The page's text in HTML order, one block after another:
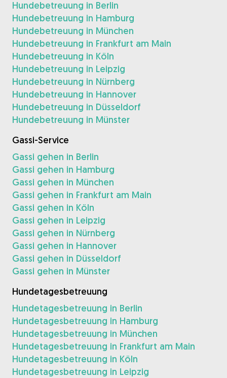
Hundebetreuung in Berlin
Hundebetreuung in Hamburg
Hundebetreuung in München
Hundebetreuung in Frankfurt am Main
Hundebetreuung in Köln
Hundebetreuung in Leipzig
Hundebetreuung in Nürnberg
Hundebetreuung in Hannover
Hundebetreuung in Düsseldorf
Hundebetreuung in Münster
Gassi-Service
Gassi gehen in Berlin
Gassi gehen in Hamburg
Gassi gehen in München
Gassi gehen in Frankfurt am Main
Gassi gehen in Köln
Gassi gehen in Leipzig
Gassi gehen in Nürnberg
Gassi gehen in Hannover
Gassi gehen in Düsseldorf
Gassi gehen in Münster
Hundetagesbetreuung
Hundetagesbetreuung in Berlin
Hundetagesbetreuung in Hamburg
Hundetagesbetreuung in München
Hundetagesbetreuung in Frankfurt am Main
Hundetagesbetreuung in Köln
Hundetagesbetreuung in Leipzig